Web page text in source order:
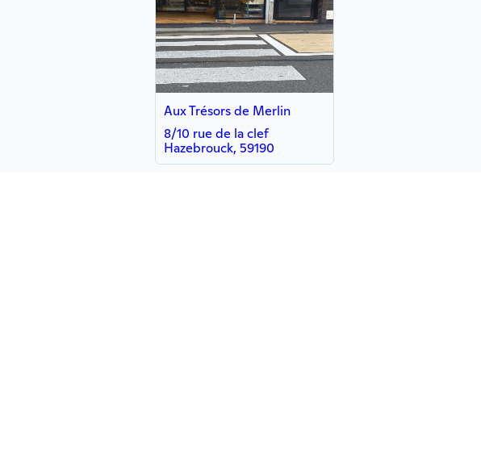
Aux Trésors de Merlin
8/10 rue de la clef
Hazebrouck, 59190